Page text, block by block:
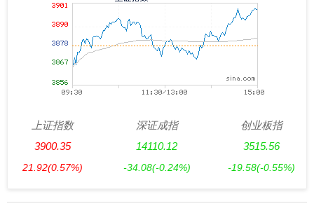
上证指数
3900.35
21.92(0.57%)
深证成指
14110.12
-34.08(-0.24%)
创业板指
3515.56
-19.58(-0.55%)